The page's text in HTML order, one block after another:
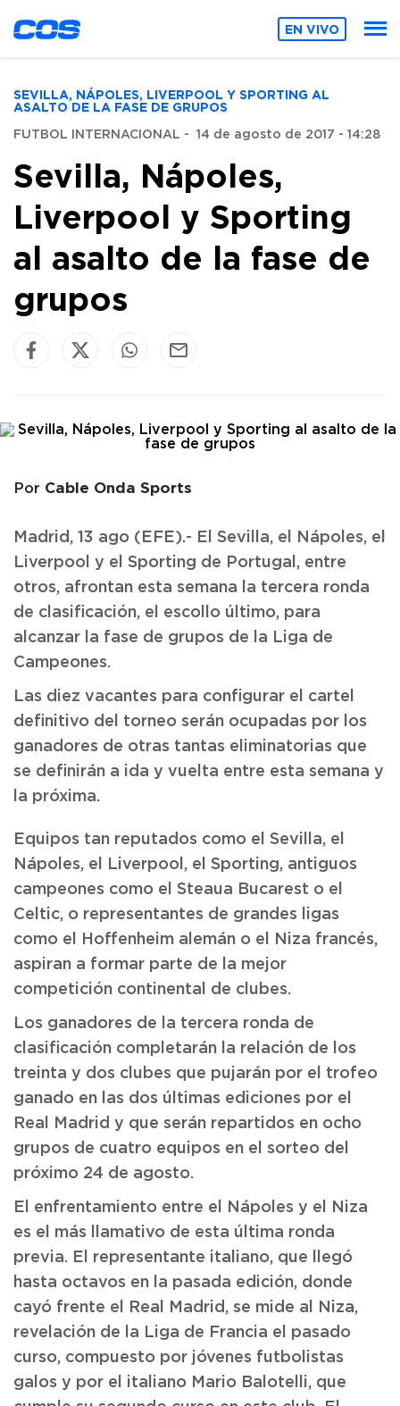
EN VIVO
SEVILLA, NÁPOLES, LIVERPOOL Y SPORTING AL
ASALTO DE LA FASE DE GRUPOS
FUTBOL INTERNACIONAL - 14 de agosto de 2017 - 14:28
Sevilla, Nápoles,
Liverpool y Sporting
al asalto de la fase de
grupos
Por Cable Onda Sports
Madrid, 13 ago (EFE).- El Sevilla, el Nápoles, el
Liverpool y el Sporting de Portugal, entre
otros, afrontan esta semana la tercera ronda
de clasificación, el escollo último, para
alcanzar la fase de grupos de la Liga de
Campeones.
Las diez vacantes para configurar el cartel
definitivo del torneo serán ocupadas por los
ganadores de otras tantas eliminatorias que
se definirán a ida y vuelta entre esta semana y
la próxima.
Equipos tan reputados como el Sevilla, el
Nápoles, el Liverpool, el Sporting, antiguos
campeones como el Steaua Bucarest o el
Celtic, o representantes de grandes ligas
como el Hoffenheim alemán o el Niza francés,
aspiran a formar parte de la mejor
competición continental de clubes.
Los ganadores de la tercera ronda de
clasificación completarán la relación de los
treinta y dos clubes que pujarán por el trofeo
ganado en las dos últimas ediciones por el
Real Madrid y que serán repartidos en ocho
grupos de cuatro equipos en el sorteo del
próximo 24 de agosto.
El enfrentamiento entre el Nápoles y el Niza
es el más llamativo de esta última ronda
previa. El representante italiano, que llegó
hasta octavos en la pasada edición, donde
cayó frente el Real Madrid, se mide al Niza,
revelación de la Liga de Francia el pasado
curso, compuesto por jóvenes futbolistas
galos y por el italiano Mario Balotelli, que